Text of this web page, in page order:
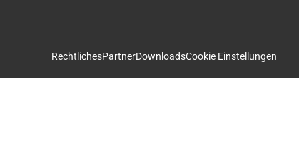
RechtlichesPartnerDownloadsCookie Einstellungen